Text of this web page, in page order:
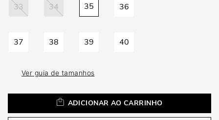
33 34 35 36
37 38 39 40
Ver guia de tamanhos
ADICIONAR AO CARRINHO